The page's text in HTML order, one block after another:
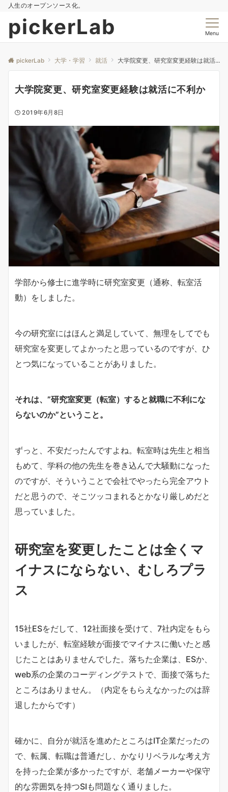
人生のオープンソース化。
pickerLab Menu
pickerLab 大学・学習 就活 大学院変更、研究室変更経験は就活に不利か
大学院変更、研究室変更経験は就活に不利か
2019年6月8日
学部から修士に進学時に研究室変更（通称、転室活
動）をしました。
今の研究室にはほんと満足していて、無理をしてでも
研究室を変更してよかったと思っているのですが、ひ
とつ気になっていることがありました。
それは、”研究室変更（転室）すると就職に不利にな
らないのか”ということ。
ずっと、不安だったんですよね。転室時は先生と相当
もめて、学科の他の先生を巻き込んで大騒動になった
のですが、そういうことで会社でやったら完全アウト
だと思うので、そこツッコまれるとかなり厳しめだと
思っていました。
研究室を変更したことは全くマ
イナスにならない、むしろプラ
ス
15社ESをだして、12社面接を受けて、7社内定をもら
いましたが、転室経験が面接でマイナスに働いたと感
じたことはありませんでした。落ちた企業は、ESか、
web系の企業のコーディングテストで、面接で落ちた
ところはありません。（内定をもらえなかったのは辞
退したからです）
確かに、自分が就活を進めたところはIT企業だったの
で、転属、転職は普通だし、かなりリベラルな考え方
を持った企業が多かったですが、老舗メーカーや保守
的な雰囲気を持つSIも問題なく通りました。